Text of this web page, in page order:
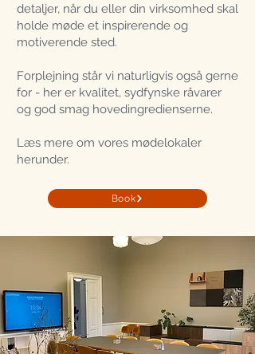
detaljer, når du eller din virksomhed skal
holde møde et inspirerende og
motiverende sted.
Forplejning står vi naturligvis også gerne
for - her er kvalitet, sydfynske råvarer
og god smag hovedingredienserne.
Læs mere om vores mødelokaler
herunder.
Book